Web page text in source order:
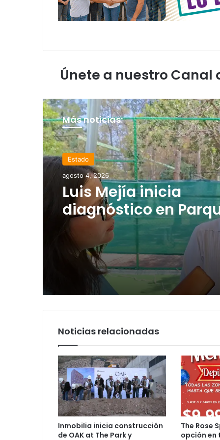
Únete a nuestro Canal
Más noticias:
Estado
agosto 4, 2026
Luis Mejía inicia
diagnóstico en
Tangamanga y
llegada tras
PRI
Elecciones 2027
agosto 4, 2026
Carlos Arreola pide a
morenistas no
y denuncia guerra de
rumbo a 2027
Noticias relacionadas
Inmobilia inicia construcción
de OAK at The Park y
The Rose
opción